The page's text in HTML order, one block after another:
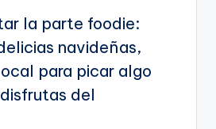
la parte foodie:
navideñas,
para picar algo
del